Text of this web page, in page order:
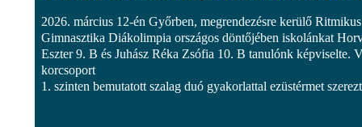
2026. március 12-én Győrben, megrendezésre kerülő Ritmikus
Gimnasztika Diákolimpia országos döntőjében iskolánkat
Eszter 9. B és Juhász Réka Zsófia 10. B tanulónk képviselte.
korcsoport
1. szinten bemutatott szalag duó gyakorlattal ezüstérmet